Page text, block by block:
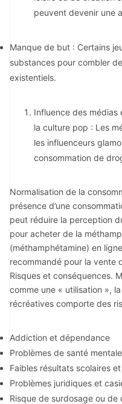
peuvent devenir une
Manque de but : Certains
substances pour combler
existentiels.
Influence des
la culture pop : Les
les influenceurs
consommation de
Normalisation de la
présence d’une
peut réduire la perception
pour acheter de la
(méthamphétamine) en
recommandé pour la vente
Risques et conséquences.
comme une « utilisation »,
récréatives comporte des
Addiction et dépendance
Problèmes de santé
Faibles résultats scolaires
Problèmes juridiques et
Risque de surdosage ou